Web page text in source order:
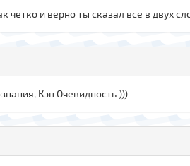
и верно ты сказал все в двух
Кэп Очевидность )))